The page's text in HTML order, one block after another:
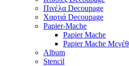
Πινέλα Decoupage
Χαρτιά Decoupage
Papier-Mache
Papier Mache
Papier Mache
Album
Stencil